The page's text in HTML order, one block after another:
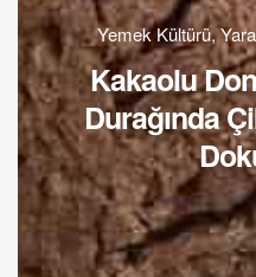
Yemek Kültürü,
Kakaolu
Durağında